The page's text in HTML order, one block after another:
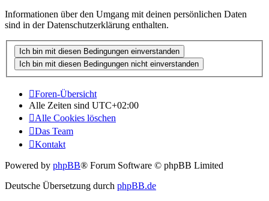
Informationen über den Umgang mit deinen persönlichen Daten
sind in der Datenschutzerklärung enthalten.
Foren-Übersicht
Alle Zeiten sind UTC+02:00
Alle Cookies löschen
Das Team
Kontakt
Powered by phpBB® Forum Software © phpBB Limited
Deutsche Übersetzung durch phpBB.de